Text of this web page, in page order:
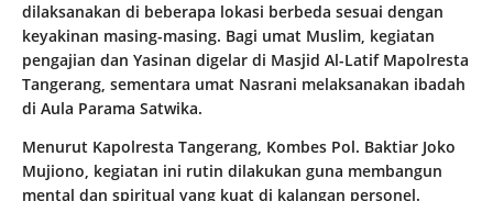
dilaksanakan di beberapa lokasi berbeda sesuai dengan
keyakinan masing-masing. Bagi umat Muslim, kegiatan
pengajian dan Yasinan digelar di Masjid Al-Latif Mapolresta
Tangerang, sementara umat Nasrani melaksanakan ibadah
di Aula Parama Satwika.
Menurut Kapolresta Tangerang, Kombes Pol. Baktiar Joko
Mujiono, kegiatan ini rutin dilakukan guna membangun
mental dan spiritual yang kuat di kalangan personel.